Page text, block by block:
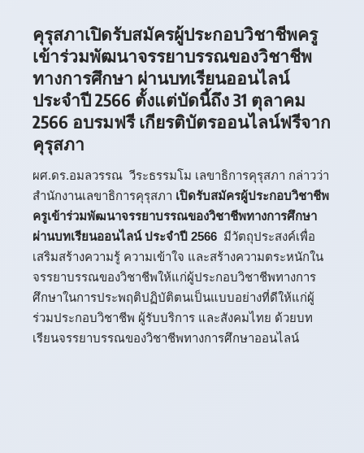
คุรุสภาเปิดรับสมัครผู้ประกอบวิชาชีพครู
เข้าร่วมพัฒนาจรรยาบรรณของวิชาชีพ
ทางการศึกษา ผ่านบทเรียนออนไลน์
ประจำปี 2566 ตั้งแต่บัดนี้ถึง 31 ตุลาคม
2566 อบรมฟรี เกียรติบัตรออนไลน์ฟรีจาก
คุรุสภา
ผศ.ดร.อมลวรรณ วีระธรรมโม เลขาธิการคุรุสภา กล่าวว่า
สำนักงานเลขาธิการคุรุสภา เปิดรับสมัครผู้ประกอบวิชาชีพ
ครูเข้าร่วมพัฒนาจรรยาบรรณของวิชาชีพทางการศึกษา
ผ่านบทเรียนออนไลน์ ประจำปี 2566 มีวัตถุประสงค์เพื่อ
เสริมสร้างความรู้ ความเข้าใจ และสร้างความตระหนักใน
จรรยาบรรณของวิชาชีพให้แก่ผู้ประกอบวิชาชีพทางการ
ศึกษาในการประพฤติปฏิบัติตนเป็นแบบอย่างที่ดีให้แก่ผู้
ร่วมประกอบวิชาชีพ ผู้รับบริการ และสังคมไทย ด้วยบท
เรียนจรรยาบรรณของวิชาชีพทางการศึกษาออนไลน์